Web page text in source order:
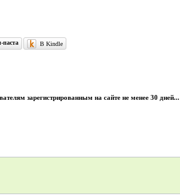
В Kindle
паста
зарегистрированным на сайте не менее 30 дней...